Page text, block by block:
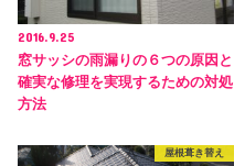
2016.9.25
窓サッシの雨漏りの６つの原因と
確実な修理を実現するための対処
方法
屋根葺き替え